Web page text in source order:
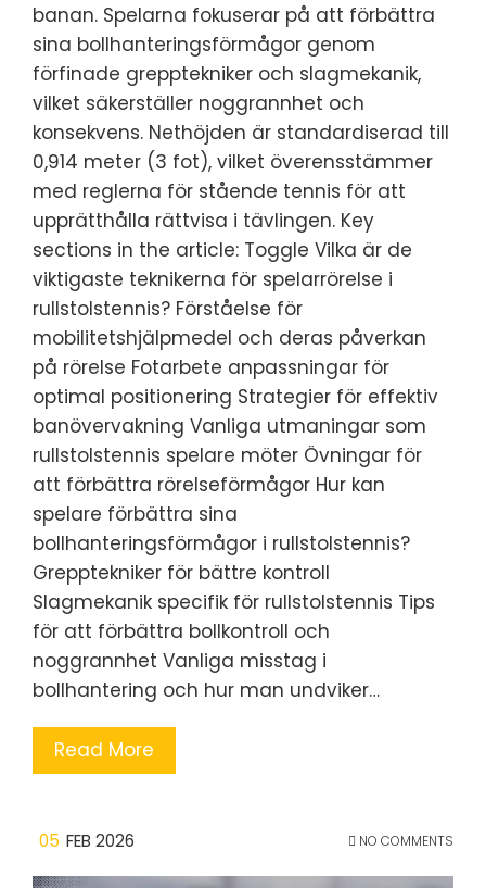
banan. Spelarna fokuserar på att förbättra
sina bollhanteringsförmågor genom
förfinade grepptekniker och slagmekanik,
vilket säkerställer noggrannhet och
konsekvens. Nethöjden är standardiserad till
0,914 meter (3 fot), vilket överensstämmer
med reglerna för stående tennis för att
upprätthålla rättvisa i tävlingen. Key
sections in the article: Toggle Vilka är de
viktigaste teknikerna för spelarrörelse i
rullstolstennis? Förståelse för
mobilitetshjälpmedel och deras påverkan
på rörelse Fotarbete anpassningar för
optimal positionering Strategier för effektiv
banövervakning Vanliga utmaningar som
rullstolstennis spelare möter Övningar för
att förbättra rörelseförmågor Hur kan
spelare förbättra sina
bollhanteringsförmågor i rullstolstennis?
Grepptekniker för bättre kontroll
Slagmekanik specifik för rullstolstennis Tips
för att förbättra bollkontroll och
noggrannhet Vanliga misstag i
bollhantering och hur man undviker…
Read More
05 FEB 2026 NO COMMENTS